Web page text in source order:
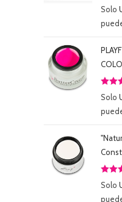
5
Solo
5
Solo
Solo